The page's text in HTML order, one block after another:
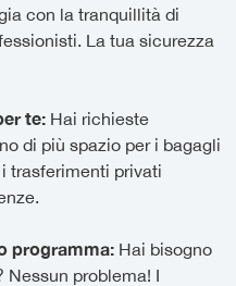
con la tranquillità di
La tua sicurezza
te: Hai richieste
di più spazio per i bagagli
trasferimenti privati
programma: Hai bisogno
Nessun problema! I